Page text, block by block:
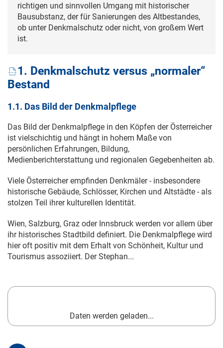
richtigen und sinnvollen Umgang mit historischer
Bausubstanz, der für Sanierungen des Altbestandes,
ob unter Denkmalschutz oder nicht, von großem Wert
ist.
1. Denkmalschutz versus „normaler“
Bestand
1.1. Das Bild der Denkmalpflege
Das Bild der Denkmalpflege in den Köpfen der Österreicher
ist vielschichtig und hängt in hohem Maße von
persönlichen Erfahrungen, Bildung,
Medienberichterstattung und regionalen Gegebenheiten ab.
Viele Österreicher empfinden Denkmäler - insbesondere
historische Gebäude, Schlösser, Kirchen und Altstädte - als
stolzen Teil ihrer kulturellen Identität.
Wien, Salzburg, Graz oder Innsbruck werden vor allem über
ihr historisches Stadtbild definiert. Die Denkmalpflege wird
hier oft positiv mit dem Erhalt von Schönheit, Kultur und
Tourismus assoziiert. Der Stephan...
Daten werden geladen...